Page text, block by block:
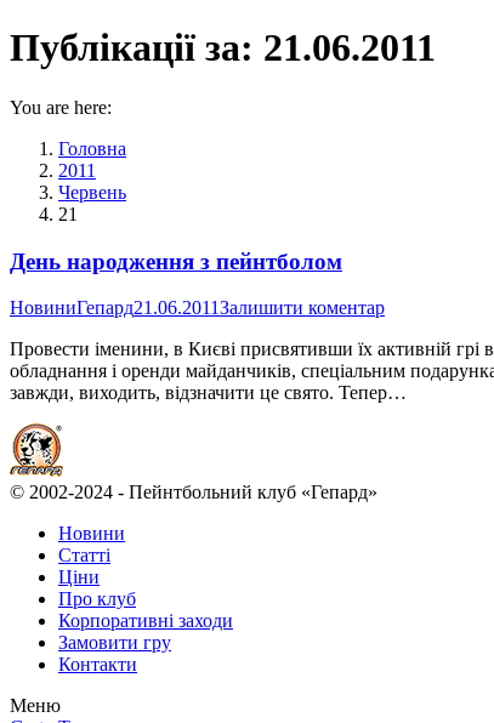
Публікації за: 21.06.2011
You are here:
Головна
2011
Червень
21
День народження з пейнтболом
НовиниГепард21.06.2011Залишити коментар
Провести іменини, в Києві присвятивши їх активній
обладнання і оренди майданчиків, спеціальним
завжди, виходить, відзначити це свято. Тепер…
© 2002-2024 - Пейнтбольний клуб «Гепард»
Новини
Статті
Ціни
Про клуб
Корпоративні заходи
Замовити гру
Контакти
Меню